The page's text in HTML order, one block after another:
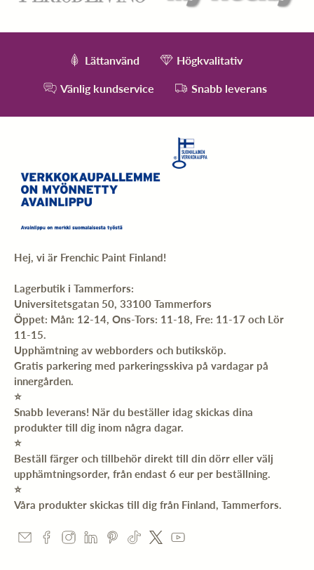
Lättanvänd Högkvalitativ
Vänlig kundservice Snabb leverans
Hej, vi är Frenchic Paint Finland!
Lagerbutik i Tammerfors:
Universitetsgatan 50, 33100 Tammerfors
Öppet: Mån: 12-14, Ons-Tors: 11-18, Fre: 11-17 och Lör
11-15.
Upphämtning av webborders och butiksköp.
Gratis parkering med parkeringsskiva på vardagar på
innergården.
⭐️
Snabb leverans! När du beställer idag skickas dina
produkter till dig inom några dagar.
⭐️
Beställ färger och tillbehör direkt till din dörr eller välj
upphämtningsorder, från endast 6 eur per beställning.
⭐️
Våra produkter skickas till dig från Finland, Tammerfors.